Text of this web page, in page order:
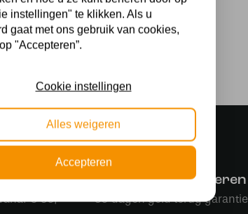
€ 50,-
Makkelijk retourneren
30 dagen geld terug garantie
instellingen" te klikken. Als u
gaat met ons gebruik van cookies,
"Accepteren”.
Cookie instellingen
Alles weigeren
Accepteren